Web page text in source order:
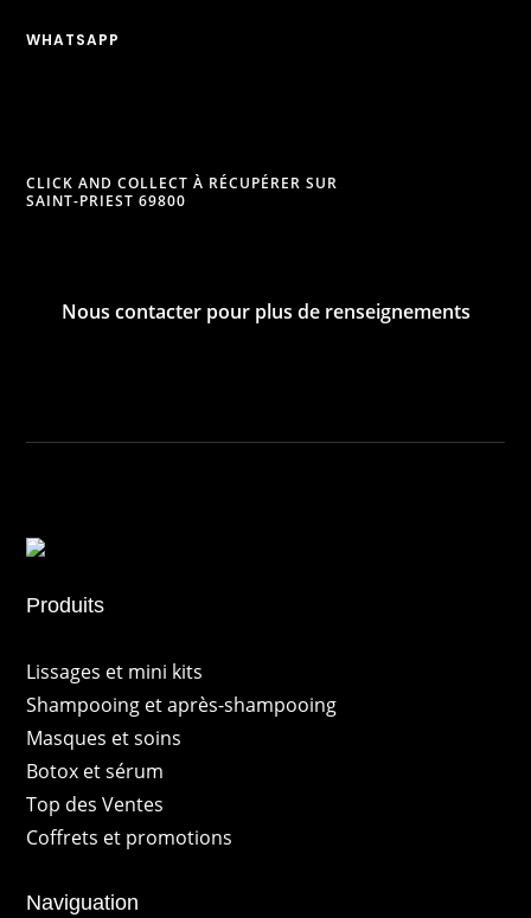
WHATSAPP
CLICK AND COLLECT À RÉCUPÉRER SUR
SAINT-PRIEST 69800
Nous contacter pour plus de renseignements
Produits
Lissages et mini kits
Shampooing et après-shampooing
Masques et soins
Botox et sérum
Top des Ventes
Coffrets et promotions
Naviguation